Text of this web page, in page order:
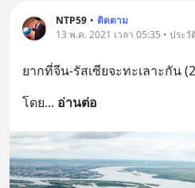
NTP59 • ติดตาม
13 พ.ค. 2021 เวลา 05:35 • ประ
ยากที่จีน-รัสเซียจะทะเลาะกัน
โดย... อ่านต่อ